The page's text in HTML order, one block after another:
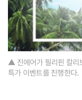
▲ 진에어가 필리핀 칼리
특가 이벤트를 진행한다.